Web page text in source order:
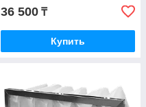
36 500 ₸
Купить